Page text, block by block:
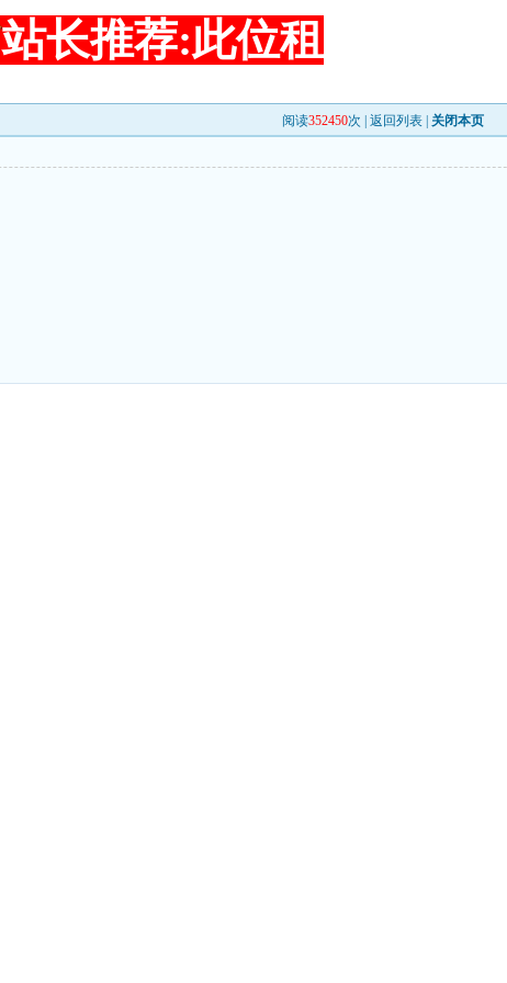
站长推荐:此位租
阅读352450次 |返回列表 关闭本页